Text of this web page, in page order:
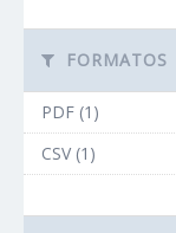
FORMATOS
PDF (1)
CSV (1)